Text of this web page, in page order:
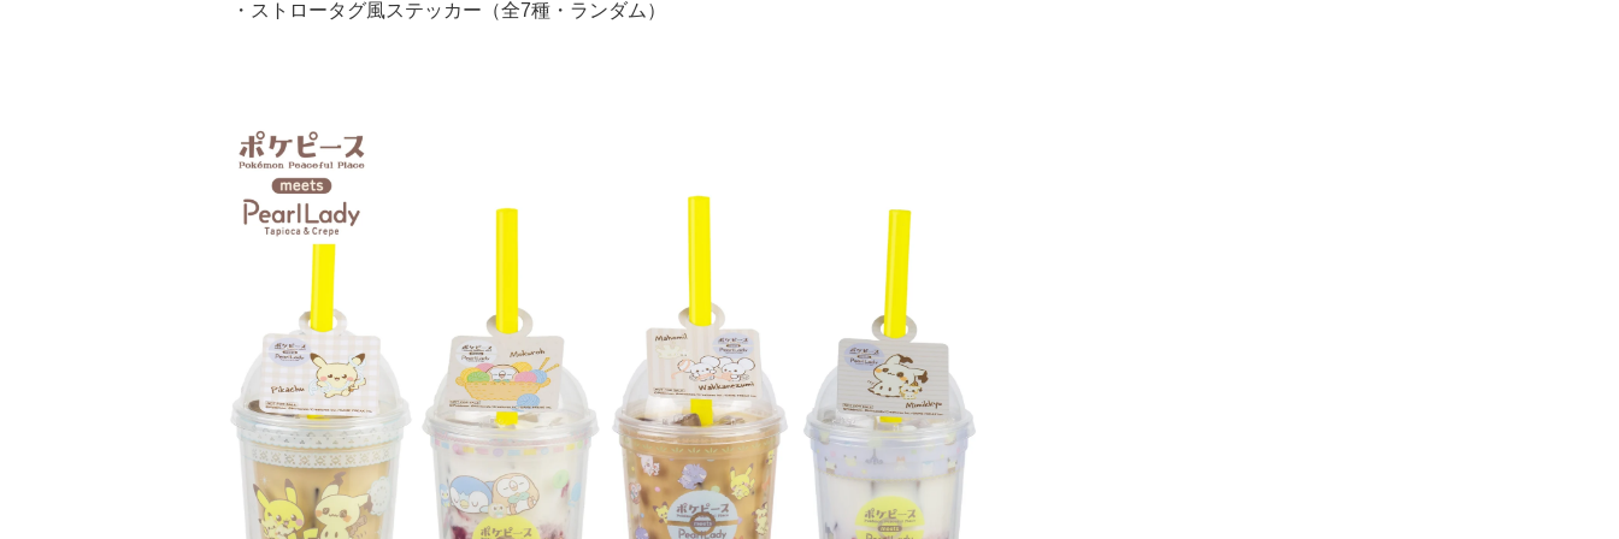
・ストロータグ風ステッカー（全7種・ランダム）